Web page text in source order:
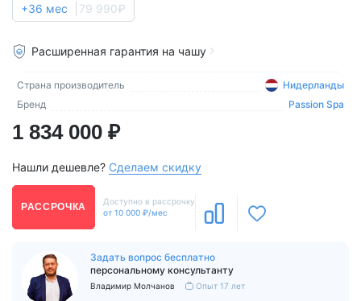
1 834 000 ₽
Нашли дешевле? Сделаем скидку
+36 мес 79 990₽
Расширенная гарантия на чашу
Доступно в рассрочку
от 10 000 ₽/мес
РАССРОЧКА
Задать вопрос бесплатно
персональному консультанту
Владимир Молчанов Опыт 17 лет
Страна производитель
Нидерланды
Бренд
Passion Spa